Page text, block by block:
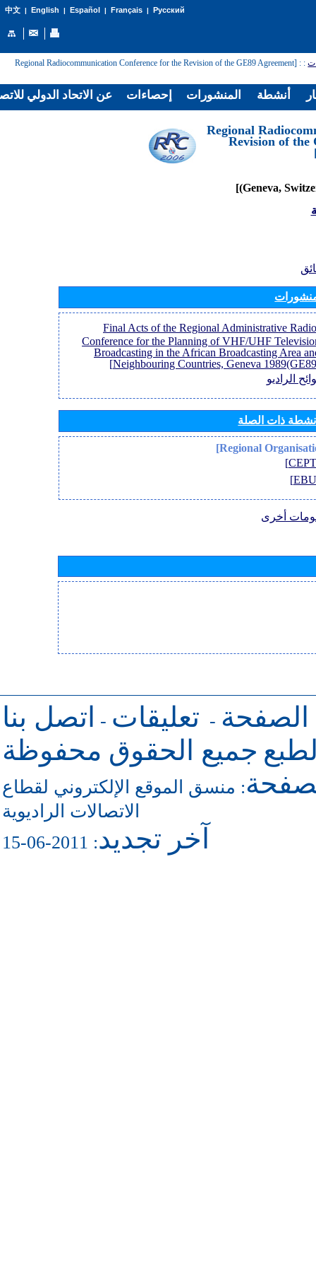
中文| English | Español | Français| Русский
:
: [Regional Radiocommunication Conference for the Revision of the GE89 Agreement
[Regional
Revision of the
[Final Acts of the Regional Administrative Radio
Conference for the Planning of VHF/UHF
Broadcasting in the African Broadcasting Area
Neighbouring Countries, Geneva
الراديو
ذات الصلة
أخرى
الصفحة - تعليقات -
اتصل بنا
جميع الحقوق محفوظة
: منسق الموقع الإلكتروني لقطاع
الاتصالات الراديوية
آخر تجديد: 2011-06-15
عن الاتحاد الدولي إحصاءات المنشورات أنشطة